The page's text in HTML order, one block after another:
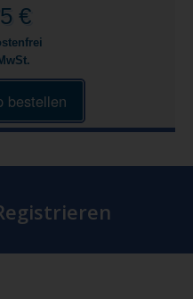
€
bestellen